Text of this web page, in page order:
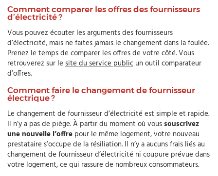
Comment comparer les offres des fournisseurs
d’électricité ?
Vous pouvez écouter les arguments des fournisseurs
d’électricité, mais ne faites jamais le changement dans la foulée.
Prenez le temps de comparer les offres de votre côté. Vous
retrouverez sur le site du service public un outil comparateur
d’offres.
Comment faire le changement de fournisseur
électrique ?
Le changement de fournisseur d’électricité est simple et rapide.
Il n’y a pas de piège. À partir du moment où voussouscrivez
une nouvelle l’offre pour le même logement, votre nouveau
prestataire s’occupe de la résiliation. Il n’y a aucuns frais liés au
changement de fournisseur d’électricité ni coupure prévue dans
votre logement, ce qui rassure de nombreux consommateurs.